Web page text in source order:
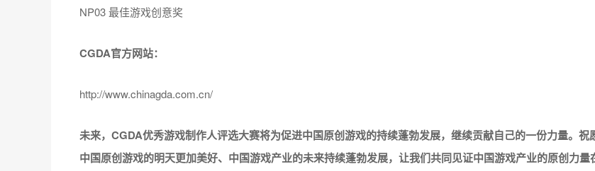
PC端、手机端双端互通，用户群更广，为玩家提供自由选择、切换的条件。
CGDA优秀游戏制作人评选大赛自2009年起已连续举办14年，涵盖了程序、美术、策划、动画、音乐音效等游戏
雄厚的知名游戏企业参加，充分展示了中国原创游戏力量取得的优异成绩。本届赛事共设立8项专业组大奖与3项
CGDA优秀游戏制作人大赛